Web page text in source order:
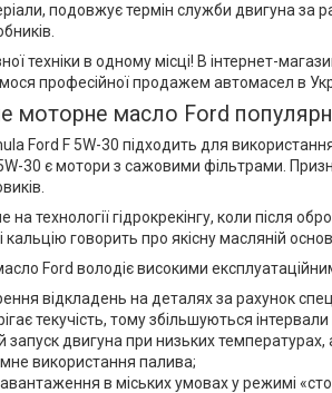
1
подовжує термін служби двигуна за
техніки в одному місці! В інтернет-
професійної продажем автомасел в
моторне масло Ford
Ford F 5W-30 підходить для
30 є мотори з сажовими фільтрами.
технології гідрокрекінгу, коли після
говорить про якісну масляній
Ford володіє високими
відкладень на деталях за рахунок
текучість, тому збільшуються
запуск двигуна при низьких температурах,
використання палива;
в міських умовах у режимі